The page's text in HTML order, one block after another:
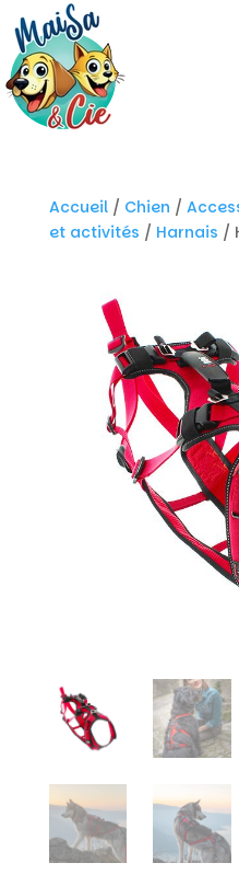
Accueil/ Chien /
et activités / Harnais /